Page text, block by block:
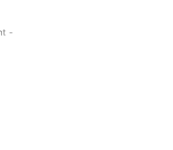
-